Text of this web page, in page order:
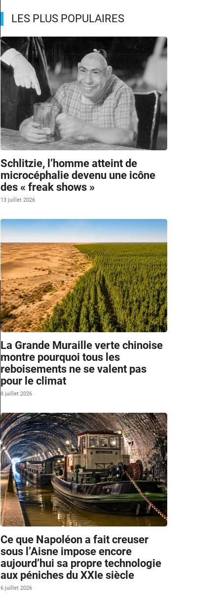
LES PLUS POPULAIRES
Schlitzie, l’homme atteint de
microcéphalie devenu une icône
des « freak shows »
13 juillet 2026
La Grande Muraille verte chinoise
montre pourquoi tous les
reboisements ne se valent pas
pour le climat
8 juillet 2026
Ce que Napoléon a fait creuser
sous l’Aisne impose encore
aujourd’hui sa propre technologie
aux péniches du XXIe siècle
6 juillet 2026